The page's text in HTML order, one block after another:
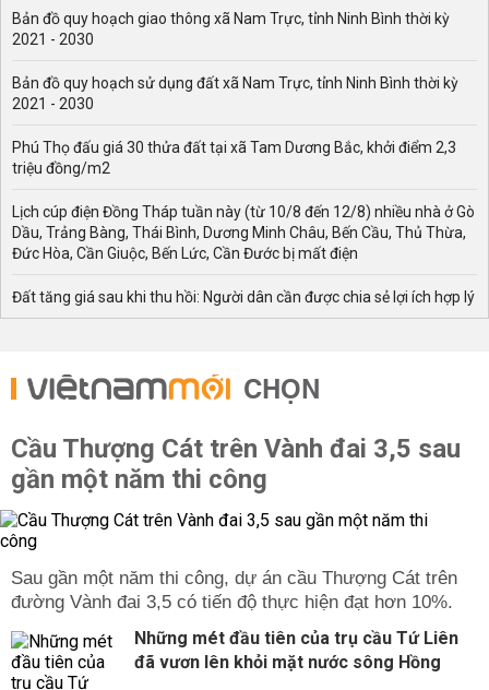
Bản đồ quy hoạch giao thông xã Nam Trực, tỉnh Ninh Bình thời kỳ
2021 - 2030
Bản đồ quy hoạch sử dụng đất xã Nam Trực, tỉnh Ninh Bình thời kỳ
2021 - 2030
Phú Thọ đấu giá 30 thửa đất tại xã Tam Dương Bắc, khởi điểm 2,3
triệu đồng/m2
Lịch cúp điện Đồng Tháp tuần này (từ 10/8 đến 12/8) nhiều nhà ở Gò
Dầu, Trảng Bàng, Thái Bình, Dương Minh Châu, Bến Cầu, Thủ Thừa,
Đức Hòa, Cần Giuộc, Bến Lức, Cần Đước bị mất điện
Đất tăng giá sau khi thu hồi: Người dân cần được chia sẻ lợi ích hợp lý
CHỌN
Cầu Thượng Cát trên Vành đai 3,5 sau
gần một năm thi công
Sau gần một năm thi công, dự án cầu Thượng Cát trên
đường Vành đai 3,5 có tiến độ thực hiện đạt hơn 10%.
Những mét đầu tiên của trụ cầu Tứ Liên
đã vươn lên khỏi mặt nước sông Hồng